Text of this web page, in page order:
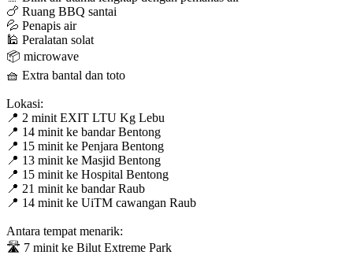
🍗 Ruang BBQ santai
💦 Penapis air
🕌 Peralatan solat
📦 microwave
🧺 Extra bantal dan toto
Lokasi:
📍 2 minit EXIT LTU Kg Lebu
📍 14 minit ke bandar Bentong
📍 15 minit ke Penjara Bentong
📍 13 minit ke Masjid Bentong
📍 15 minit ke Hospital Bentong
📍 21 minit ke bandar Raub
📍 14 minit ke UiTM cawangan Raub
Antara tempat menarik:
🛣️ 7 minit ke Bilut Extreme Park